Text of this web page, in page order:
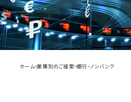
ホーム 業種別のご提案 銀行・ノンバンク